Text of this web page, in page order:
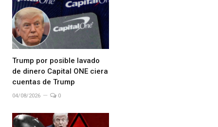
Trump por posible lavado
de dinero Capital ONE ciera
cuentas de Trump
04/08/2026 0